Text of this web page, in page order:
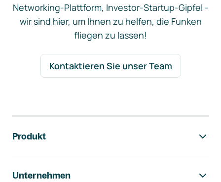
Networking-Plattform, Investor-Startup-Gipfel -
wir sind hier, um Ihnen zu helfen, die Funken
fliegen zu lassen!
Kontaktieren Sie unser Team
Produkt
Unternehmen